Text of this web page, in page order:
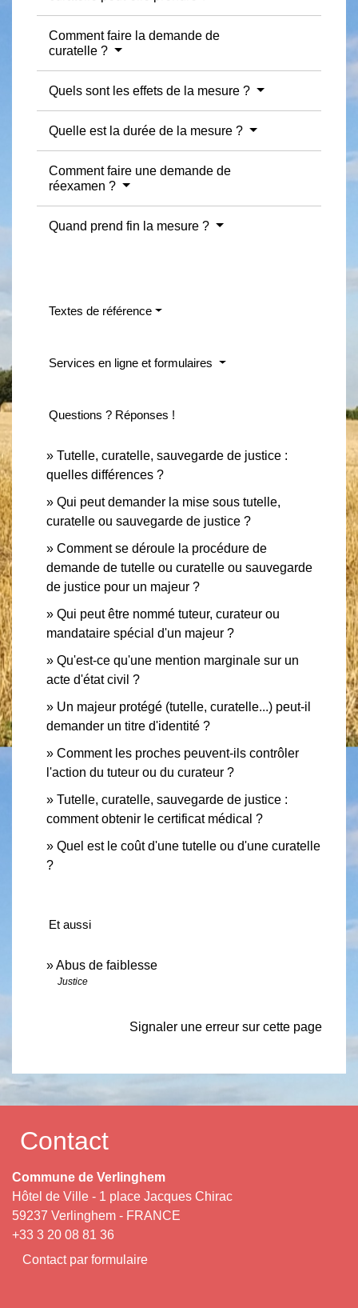
Comment faire la demande de
curatelle ?
Quels sont les effets de la mesure ?
Quelle est la durée de la mesure ?
Comment faire une demande de
réexamen ?
Quand prend fin la mesure ?
Textes de référence
Services en ligne et formulaires
Questions ? Réponses !
Tutelle, curatelle, sauvegarde de justice :
quelles différences ?
Qui peut demander la mise sous tutelle,
curatelle ou sauvegarde de justice ?
Comment se déroule la procédure de
demande de tutelle ou curatelle ou sauvegarde
de justice pour un majeur ?
Qui peut être nommé tuteur, curateur ou
mandataire spécial d'un majeur ?
Qu'est-ce qu'une mention marginale sur un
acte d'état civil ?
Un majeur protégé (tutelle, curatelle...) peut-il
demander un titre d'identité ?
Comment les proches peuvent-ils contrôler
l'action du tuteur ou du curateur ?
Tutelle, curatelle, sauvegarde de justice :
comment obtenir le certificat médical ?
Quel est le coût d'une tutelle ou d'une curatelle
?
Et aussi
Abus de faiblesse
Justice
Signaler une erreur sur cette page
Contact
Commune de Verlinghem
Hôtel de Ville - 1 place Jacques Chirac
59237 Verlinghem - FRANCE
+33 3 20 08 81 36
Contact par formulaire